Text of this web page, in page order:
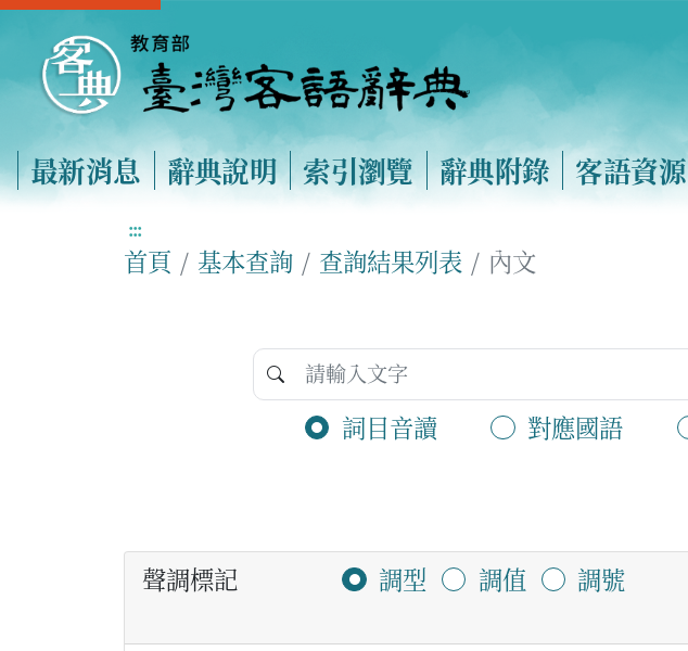
最新消息 辭典說明 索引瀏覽 辭典附錄 客語資源
:::
首頁 基本查詢 查詢結果列表 內文
詞目音讀 對應國語
聲調標記 調型 調值 調號